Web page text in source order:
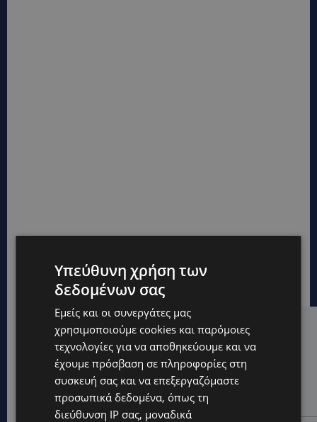
Hot this week
VIBE NEWS
BLUE ISLAND: Φιλέτα Κυπριακής τσιπούρας με
σαφράν στον φούρνο και αρωματικό ρύζι-Ένα πιάτο
γεμάτο μεσογειακά αρώματα
Υπεύθυνη χρήση των
δεδομένων σας
Εμείς και οι συνεργάτες μας
χρησιμοποιούμε cookies και παρόμοιες
τεχνολογίες για να αποθηκεύουμε και να
έχουμε πρόσβαση σε πληροφορίες στη
συσκευή σας και να επεξεργαζόμαστε
προσωπικά δεδομένα, όπως τη
διεύθυνση IP σας, μοναδικά